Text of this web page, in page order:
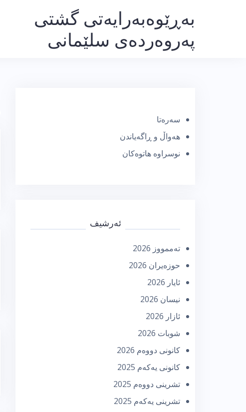
بەڕێوەبەرایەتی گشتی
پەروەردەی سلێمانی
سەرەتا
هەواڵ و ڕاگەیاندن
نوسراوە هاتوەکان
ئەرشیف
تەممووز 2026
حوزه‌یران 2026
ئایار 2026
نیسان 2026
ئازار 2026
شوبات 2026
كانونی دووه‌م 2026
كانونی یه‌كه‌م 2025
تشرینی دووه‌م 2025
تشرینی یه‌كه‌م 2025